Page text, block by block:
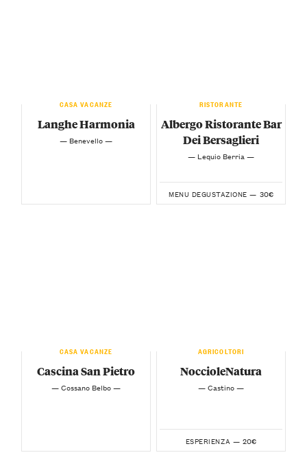
CASA VACANZE
Langhe Harmonia
— Benevello —
RISTORANTE
Albergo Ristorante Bar
Dei Bersaglieri
— Lequio Berria —
MENU DEGUSTAZIONE — 30€
CASA VACANZE
Cascina San Pietro
— Cossano Belbo —
AGRICOLTORI
NoccioleNatura
— Castino —
ESPERIENZA — 20€